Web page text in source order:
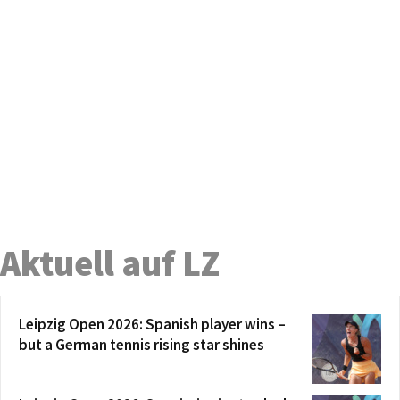
Aktuell auf LZ
Leipzig Open 2026: Spanish player wins –
but a German tennis rising star shines